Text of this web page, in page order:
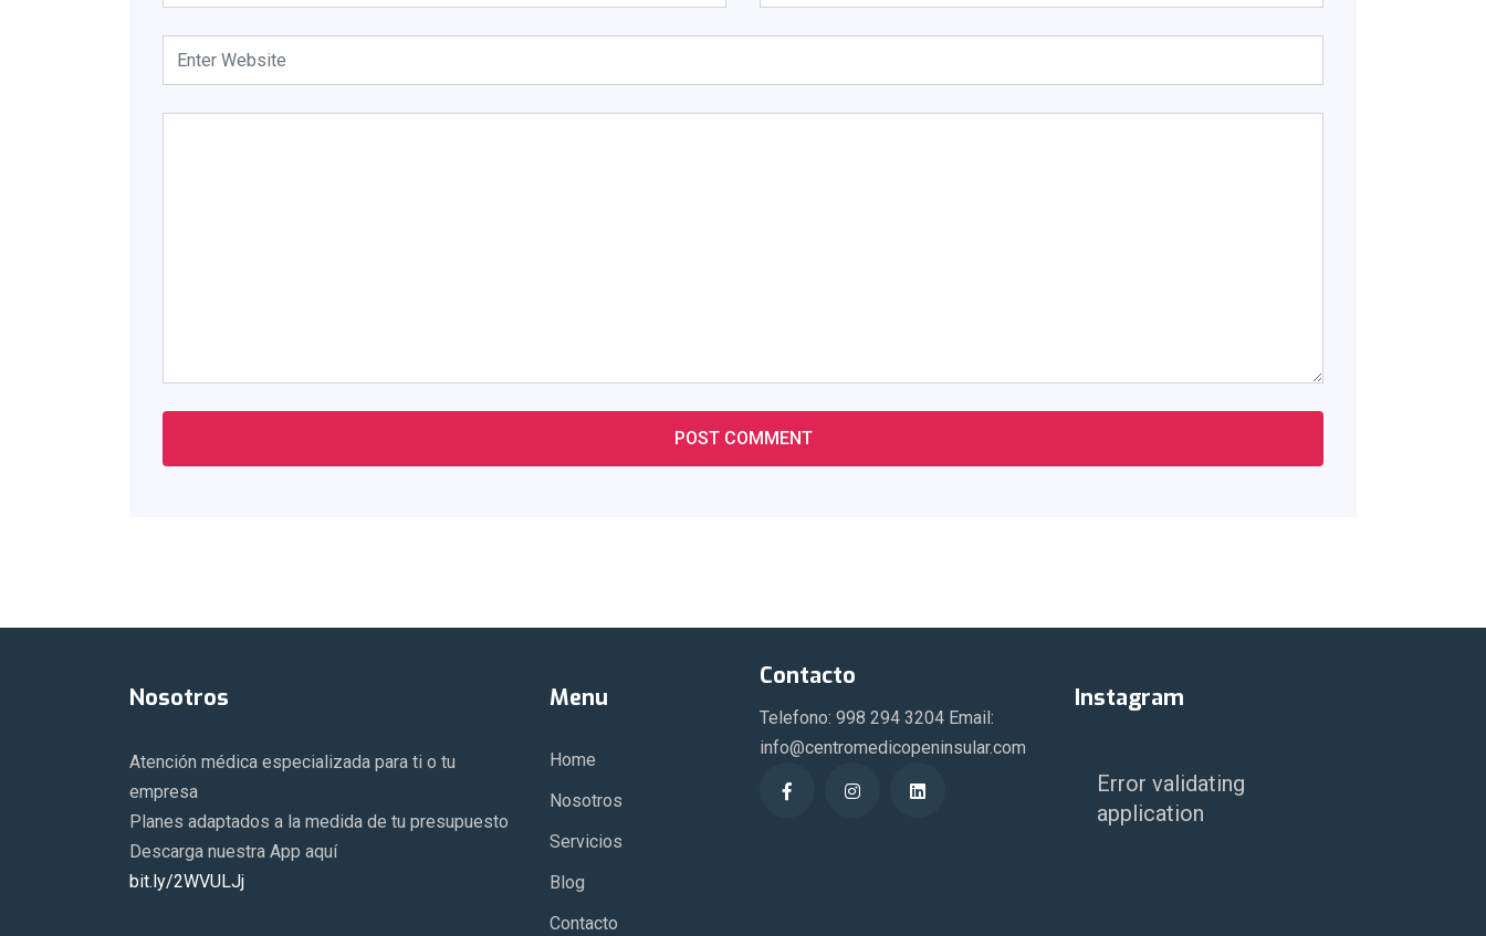
Nosotros
Atención médica especializada para ti o tu
empresa
Planes adaptados a la medida de tu presupuesto
Descarga nuestra App aquí
bit.ly/2WVULJj
Menu
Home
Nosotros
Servicios
Blog
Contacto
Contacto
Telefono: 998 294 3204 Email:
info@centromedicopeninsular.com
Instagram
Error validating
application